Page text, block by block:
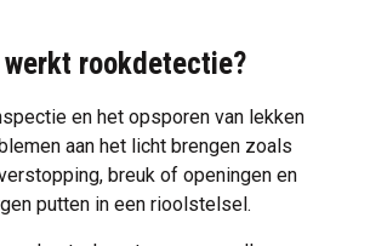
werkt rookdetectie?
en het opsporen van lekken
aan het licht brengen zoals
breuk of openingen en
putten in een rioolstelsel.